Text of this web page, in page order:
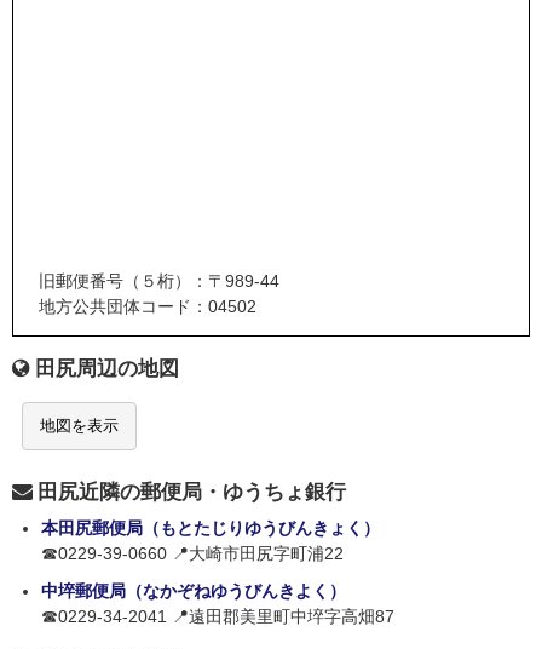
旧郵便番号（５桁）：〒989-44
地方公共団体コード：04502
田尻周辺の地図
地図を表示
田尻近隣の郵便局・ゆうちょ銀行
本田尻郵便局（もとたじりゆうびんきょく）
☎0229-39-0660 📍大崎市田尻字町浦22
中埣郵便局（なかぞねゆうびんきよく）
☎0229-34-2041 📍遠田郡美里町中埣字高畑87